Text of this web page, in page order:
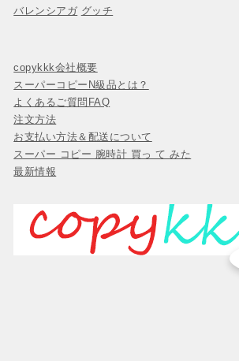
バレンシアガ グッチ
copykkk会社概要
スーパーコピーN級品とは？
よくあるご質問FAQ
注文方法
お支払い方法＆配送について
スーパー コピー 腕時計 買っ て みた
最新情報